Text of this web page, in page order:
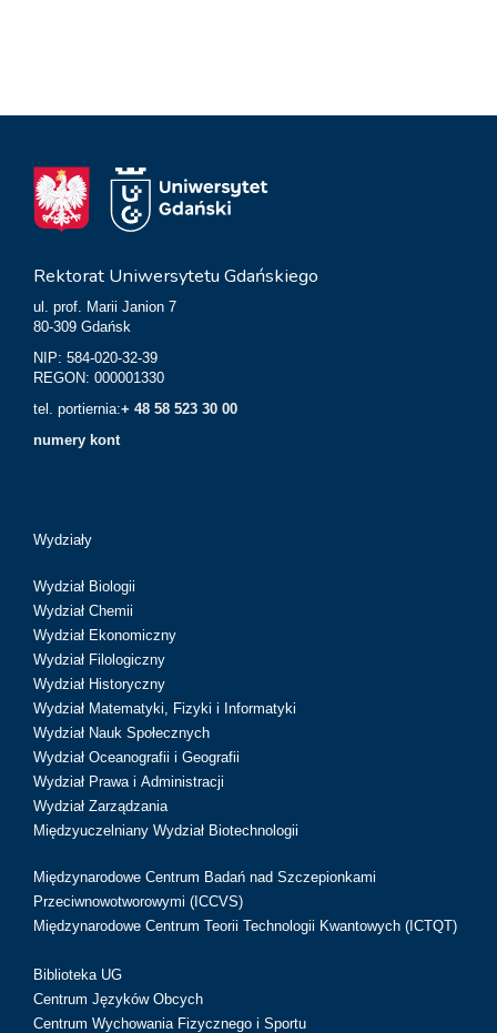
Rektorat Uniwersytetu Gdańskiego
ul. prof. Marii Janion 7
80-309 Gdańsk
NIP: 584-020-32-39
REGON: 000001330
tel. portiernia:+ 48 58 523 30 00
numery kont
Wydziały
Wydział Biologii
Wydział Chemii
Wydział Ekonomiczny
Wydział Filologiczny
Wydział Historyczny
Wydział Matematyki, Fizyki i Informatyki
Wydział Nauk Społecznych
Wydział Oceanografii i Geografii
Wydział Prawa i Administracji
Wydział Zarządzania
Międzyuczelniany Wydział Biotechnologii
Międzynarodowe Centrum Badań nad Szczepionkami
Przeciwnowotworowymi (ICCVS)
Międzynarodowe Centrum Teorii Technologii Kwantowych (ICTQT)
Biblioteka UG
Centrum Języków Obcych
Centrum Wychowania Fizycznego i Sportu